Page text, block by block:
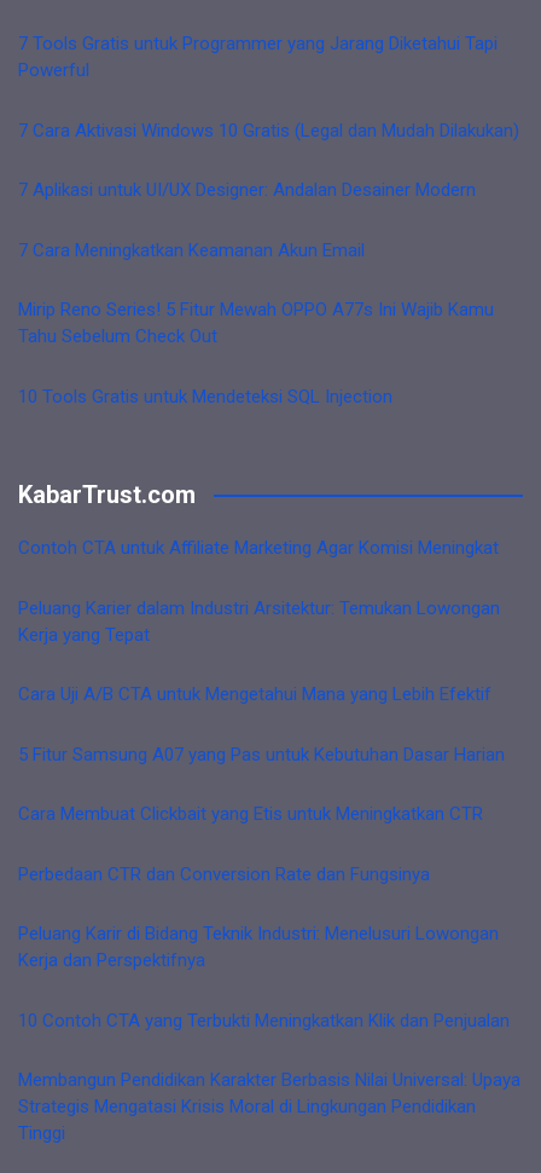
7 Tools Gratis untuk Programmer yang Jarang Diketahui Tapi
Powerful
7 Cara Aktivasi Windows 10 Gratis (Legal dan Mudah Dilakukan)
7 Aplikasi untuk UI/UX Designer: Andalan Desainer Modern
7 Cara Meningkatkan Keamanan Akun Email
Mirip Reno Series! 5 Fitur Mewah OPPO A77s Ini Wajib Kamu
Tahu Sebelum Check Out
10 Tools Gratis untuk Mendeteksi SQL Injection
KabarTrust.com
Contoh CTA untuk Affiliate Marketing Agar Komisi Meningkat
Peluang Karier dalam Industri Arsitektur: Temukan Lowongan
Kerja yang Tepat
Cara Uji A/B CTA untuk Mengetahui Mana yang Lebih Efektif
5 Fitur Samsung A07 yang Pas untuk Kebutuhan Dasar Harian
Cara Membuat Clickbait yang Etis untuk Meningkatkan CTR
Perbedaan CTR dan Conversion Rate dan Fungsinya
Peluang Karir di Bidang Teknik Industri: Menelusuri Lowongan
Kerja dan Perspektifnya
10 Contoh CTA yang Terbukti Meningkatkan Klik dan Penjualan
Membangun Pendidikan Karakter Berbasis Nilai Universal: Upaya
Strategis Mengatasi Krisis Moral di Lingkungan Pendidikan
Tinggi